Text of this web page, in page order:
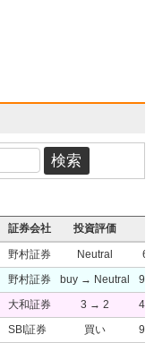
証券会社 投資評価
野村証券 Neutral
野村証券 buy → Neutral
大和証券 3 → 2
SBI証券 買い